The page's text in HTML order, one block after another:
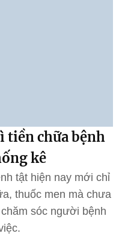
tiền chữa bệnh
kê
tật hiện nay mới chỉ
thuốc men mà chưa
sóc người bệnh